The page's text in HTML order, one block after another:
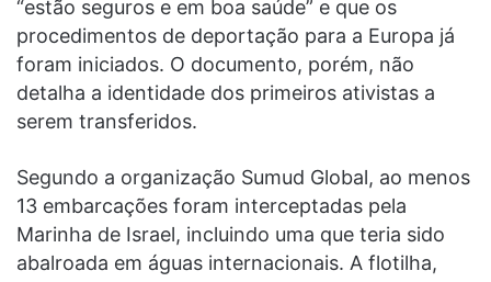
“estão seguros e em boa saúde” e que os
procedimentos de deportação para a Europa já
foram iniciados. O documento, porém, não
detalha a identidade dos primeiros ativistas a
serem transferidos.
Segundo a organização Sumud Global, ao menos
13 embarcações foram interceptadas pela
Marinha de Israel, incluindo uma que teria sido
abalroada em águas internacionais. A flotilha,